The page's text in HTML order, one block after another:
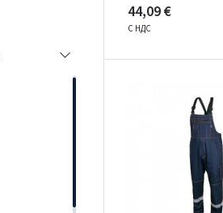
44,09 €
С НДС